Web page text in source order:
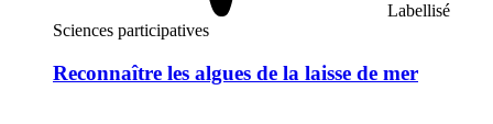
Labellisé
Sciences participatives
Reconnaître les algues de la laisse de mer